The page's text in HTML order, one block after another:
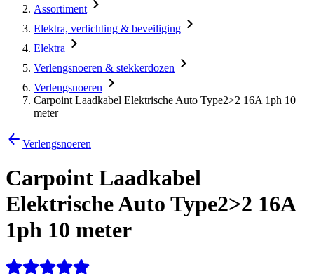
Assortiment
Elektra, verlichting & beveiliging
Elektra
Verlengsnoeren & stekkerdozen
Verlengsnoeren
Carpoint Laadkabel Elektrische Auto Type2>2 16A 1ph 10
meter
Verlengsnoeren
Carpoint Laadkabel
Elektrische Auto Type2>2 16A
1ph 10 meter